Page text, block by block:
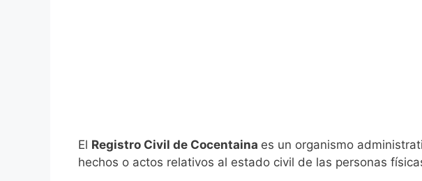
El Registro Civil de Cocentaina es un organismo
hechos o actos relativos al estado civil de las personas